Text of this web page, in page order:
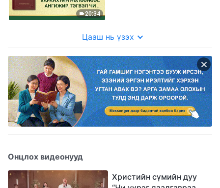
20:34
Цааш нь үзэх
Онцлох видеонууд
Христийн сүмийн дуу